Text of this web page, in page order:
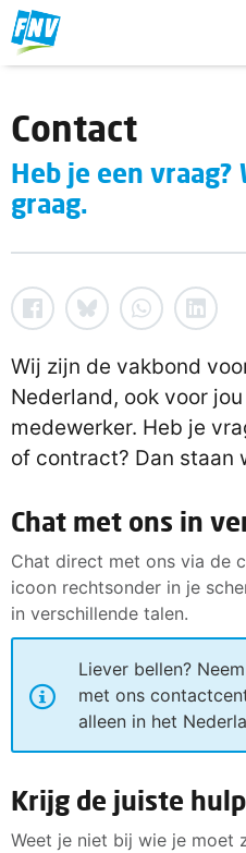
Contact
Heb je een vraag?
graag.
Wij zijn de vakbond
Nederland, ook voor
medewerker. Heb je
of contract? Dan staan
Chat met ons in
Chat direct met ons via de
icoon rechtsonder in je
in verschillende talen.
Liever bellen?
met ons
alleen in het
Krijg de juiste hulp
Weet je niet bij wie je moet